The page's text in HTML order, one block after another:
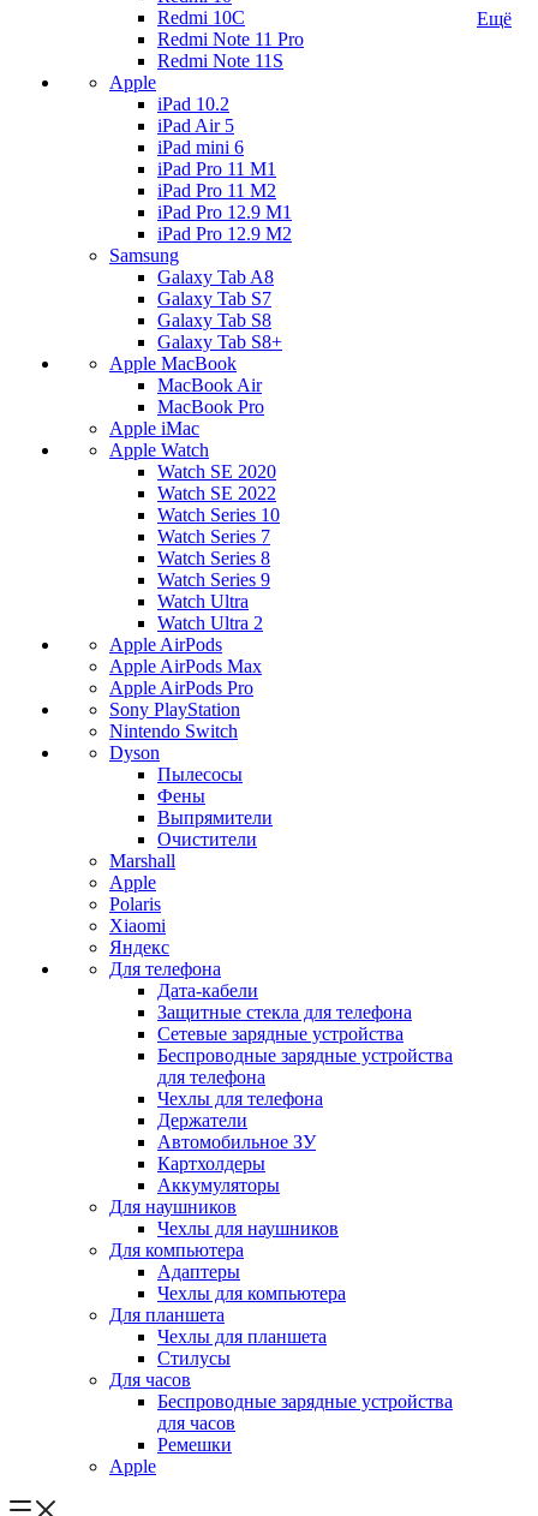
Redmi 10C
Redmi Note 11 Pro
Redmi Note 11S
Apple
iPad 10.2
iPad Air 5
iPad mini 6
iPad Pro 11 M1
iPad Pro 11 M2
iPad Pro 12.9 M1
iPad Pro 12.9 M2
Samsung
Galaxy Tab A8
Galaxy Tab S7
Galaxy Tab S8
Galaxy Tab S8+
Apple MacBook
MacBook Air
MacBook Pro
Apple iMac
Apple Watch
Watch SE 2020
Watch SE 2022
Watch Series 10
Watch Series 7
Watch Series 8
Watch Series 9
Watch Ultra
Watch Ultra 2
Apple AirPods
Apple AirPods Max
Apple AirPods Pro
Sony PlayStation
Nintendo Switch
Dyson
Пылесосы
Фены
Выпрямители
Очистители
Marshall
Apple
Polaris
Xiaomi
Яндекс
Для телефона
Дата-кабели
Защитные стекла для телефона
Сетевые зарядные устройства
Беспроводные зарядные устройства
для телефона
Чехлы для телефона
Держатели
Автомобильное ЗУ
Картхолдеры
Аккумуляторы
Для наушников
Чехлы для наушников
Для компьютера
Адаптеры
Чехлы для компьютера
Для планшета
Чехлы для планшета
Стилусы
Для часов
Беспроводные зарядные устройства
для часов
Ремешки
Apple
Ещё